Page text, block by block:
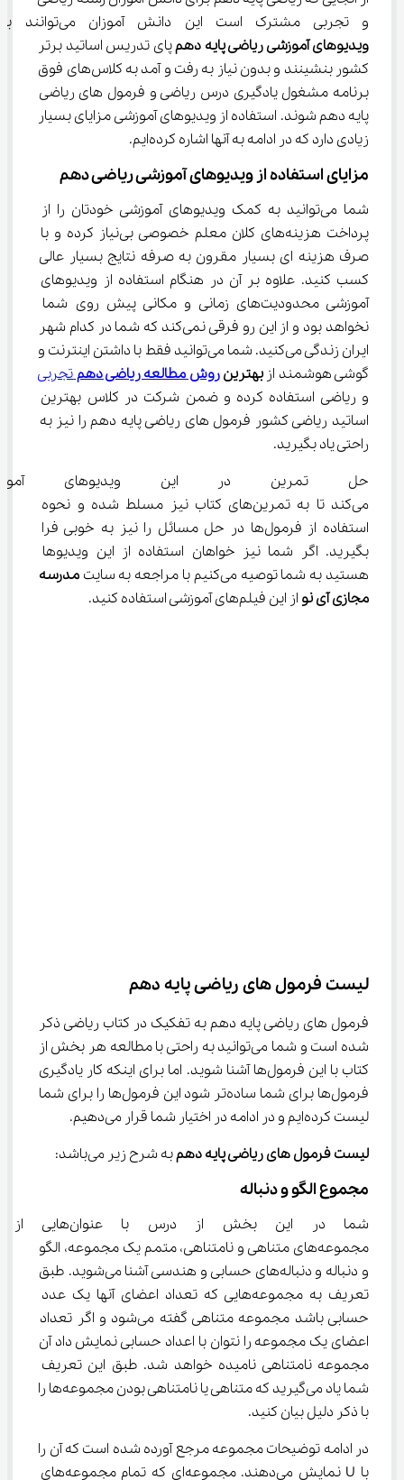
و تجربی مشترک است این دانش آموزان می‌توانند با تهیه
ویدیوهای آموزشی ریاضی پایه دهم پای تدریس اساتید برتر
کشور بنشینند و بدون نیاز به رفت و آمد به کلاس‌های فوق
برنامه مشغول یادگیری درس ریاضی و فرمول ‌های ریاضی
پایه دهم شوند. استفاده از ویدیوهای آموزشی مزایای بسیار
زیادی دارد که در ادامه به آنها اشاره کرده‌ایم.
مزایای استفاده از ویدیوهای آموزشی ریاضی دهم
شما می‌توانید به کمک ویدیوهای آموزشی خودتان را از
پرداخت هزینه‌های کلان معلم خصوصی بی‌نیاز کرده و با
صرف هزینه ای بسیار مقرون به صرفه نتایج بسیار عالی
کسب کنید. علاوه بر آن در هنگام استفاده از ویدیوهای
آموزشی محدودیت‌های زمانی و مکانی پیش روی شما
نخواهد بود و از این رو فرقی نمی‌کند که شما در کدام شهر
ایران زندگی می‌کنید. شما می‌توانید فقط با داشتن اینترنت و
گوشی هوشمند از بهترین روش مطالعه ریاضی دهم تجربی
و ریاضی استفاده کرده و ضمن شرکت در کلاس بهترین
اساتید ریاضی کشور فرمول‌ های ریاضی پایه دهم را نیز به
راحتی یاد بگیرید.
حل تمرین در این ویدیوهای
می‌کند تا به تمرین‌های کتاب نیز مسلط شده و نحوه
استفاده از فرمول‌ها در حل مسائل را نیز به خوبی فرا
بگیرید. اگر شما نیز خواهان استفاده از این ویدیوها
هستید به شما توصیه می‌کنیم با مراجعه به سایت
مدرسه
مجازی آینو از این فیلم‌های آموزشی استفاده کنید.
لیست فرمول‌ های ریاضی پایه دهم
فرمول‌ های ریاضی پایه دهم به تفکیک در کتاب ریاضی ذکر
شده است و شما می‌توانید به راحتی با مطالعه هر بخش از
کتاب با این فرمول‌ها آشنا شوید. اما برای اینکه کار یادگیری
فرمول‌ها برای شما ساده‌تر شود این فرمول‌ها را برای شما
لیست کرده‌ایم و در ادامه در اختیار شما قرار می‌دهیم.
لیست فرمول‌ های ریاضی پایه دهم
به شرح زیر می‌باشد:
مجموع الگو و دنباله
شما در این بخش از درس با
مجموعه‌های متناهی و نامتناهی، متمم یک مجموعه، الگو
و دنباله و دنباله‌های حسابی و هندسی آشنا می‌شوید. طبق
تعریف به مجموعه‌هایی که تعداد اعضای آنها یک عدد
حسابی باشد مجموعه متناهی گفته می‌شود و اگر تعداد
اعضای یک مجموعه را نتوان با اعداد حسابی نمایش داد آن
مجموعه نامتناهی نامیده خواهد شد. طبق این تعریف
شما یاد می‌گیرید که متناهی یا نامتناهی بودن مجموعه‌ها را
با ذکر دلیل بیان کنید.
در ادامه توضیحات مجموعه مرجع آورده شده است که آن را
با U نمایش می‌دهند. مجموعه‌ای که تمام مجموعه‌های